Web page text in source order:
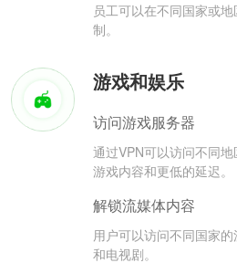
员工可以在不同国家或
制。
游戏和娱乐
访问游戏服务器
通过VPN可以访问不同
游戏内容和更低的延迟。
解锁流媒体内容
用户可以访问不同国家
和电视剧。